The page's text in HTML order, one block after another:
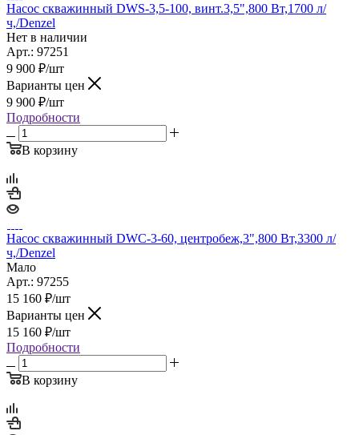
Насос скважинный DWS-3,5-100, винт.3,5",800 Вт,1700 л/
ч,/Denzel
Нет в наличии
Арт.: 97251
9 900 ₽/шт
Варианты цен
9 900 ₽/шт
Подробности
В корзину
Насос скважинный DWC-3-60, центробеж,3",800 Вт,3300 л/
ч,/Denzel
Мало
Арт.: 97255
15 160 ₽/шт
Варианты цен
15 160 ₽/шт
Подробности
В корзину